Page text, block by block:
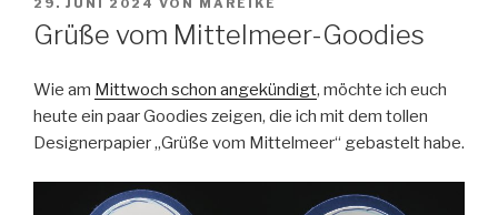
AM
29. JUNI 2024 VON MAREIKE
Grüße vom Mittelmeer-Goodies
Wie am Mittwoch schon angekündigt, möchte ich euch
heute ein paar Goodies zeigen, die ich mit dem tollen
Designerpapier „Grüße vom Mittelmeer“ gebastelt habe.